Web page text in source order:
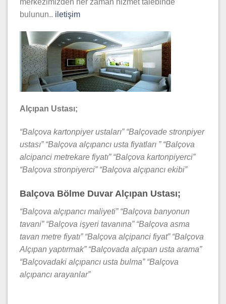
merkezimizden her zaman hizmet talebinde
bulunun.. iletişim
Alçıpan Ustası;
“Balçova kartonpiyer ustaları” “Balçovade stronpiyer
ustası” “Balçova alçıpancı usta fiyatları ” “Balçova
alcipanci metrekare fiyatı” “Balçova kartonpiyerci”
“Balçova stronpiyerci” “Balçova alçıpancı ekibi”
Balçova Bölme Duvar Alçıpan Ustası;
“Balçova alçıpancı maliyeti” “Balçova banyonun
tavani” “Balçova işyeri tavanına” “Balçova asma
tavan metre fiyatı” “Balçova alçipanci fiyat” “Balçova
Alçıpan yaptırmak” “Balçovada alçıpan usta arama”
“Balçovadaki alçıpancı usta bulma” “Balçova
alçıpancı arayanlar”